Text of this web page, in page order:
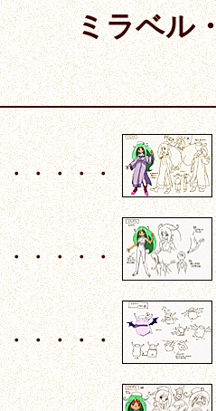
ミラベル
・・・・・
・・・・・
・・・・・